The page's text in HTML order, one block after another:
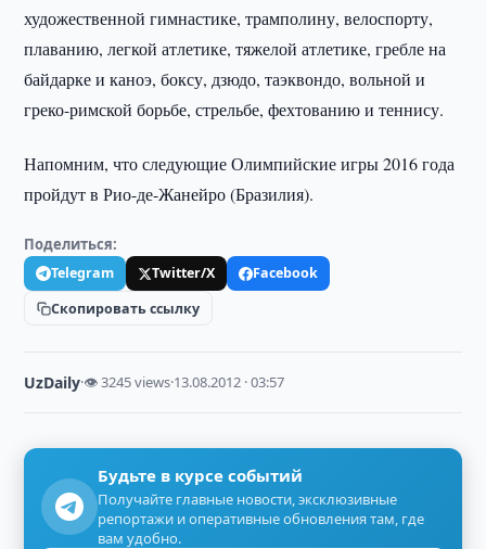
художественной гимнастике, трамполину, велоспорту,
плаванию, легкой атлетике, тяжелой атлетике, гребле на
байдарке и каноэ, боксу, дзюдо, таэквондо, вольной и
греко-римской борьбе, стрельбе, фехтованию и теннису.
Напомним, что следующие Олимпийские игры 2016 года
пройдут в Рио-де-Жанейро (Бразилия).
Поделиться:
Telegram Twitter/X
Facebook
Скопировать ссылку
UzDaily·👁 3245 views·13.08.2012 · 03:57
Будьте в курсе событий
Получайте главные новости, эксклюзивные
репортажи и оперативные обновления там, где
вам удобно.